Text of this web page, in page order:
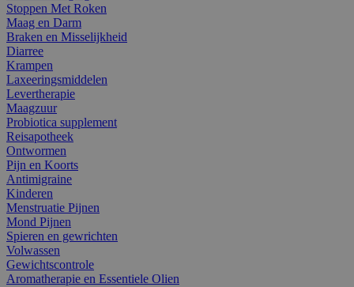
Stoppen Met Roken
Maag en Darm
Braken en Misselijkheid
Diarree
Krampen
Laxeeringsmiddelen
Levertherapie
Maagzuur
Probiotica supplement
Reisapotheek
Ontwormen
Pijn en Koorts
Antimigraine
Kinderen
Menstruatie Pijnen
Mond Pijnen
Spieren en gewrichten
Volwassen
Gewichtscontrole
Aromatherapie en Essentiele Olien